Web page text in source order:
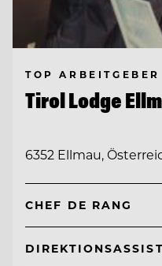
TOP ARBEITGEBER
Tirol Lodge
6352 Ellmau,
CHEF DE RANG